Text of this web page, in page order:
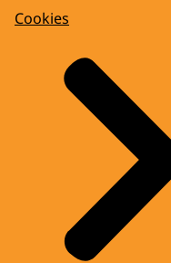
Cookies